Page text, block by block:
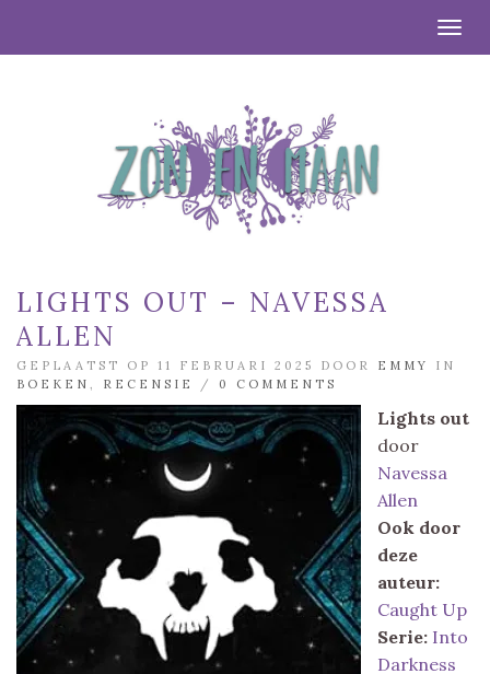
LIGHTS OUT – NAVESSA
ALLEN
GEPLAATST OP 11 FEBRUARI 2025 DOOR EMMY
IN
BOEKEN
RECENSIE / 0 COMMENTS
Lights out
door
Navessa
Allen
Ook door
deze
auteur:
Caught Up
Serie: Into
Darkness